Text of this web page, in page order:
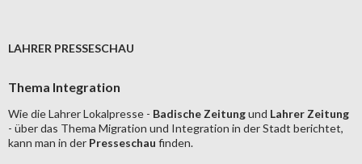
LAHRER PRESSESCHAU
Thema Integration
Wie die Lahrer Lokalpresse - Badische Zeitungund Lahrer Zeitung
- über das Thema Migration und Integration in der Stadt berichtet,
kann man in der Presseschau finden.